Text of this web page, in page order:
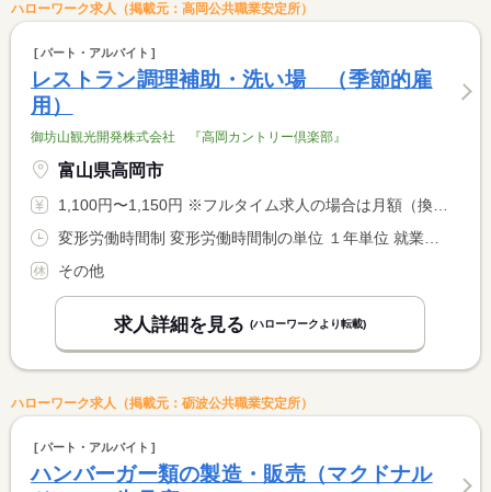
ハローワーク求人（掲載元：高岡公共職業安定所）
パート・アルバイト
レストラン調理補助・洗い場 （季節的雇
用）
御坊山観光開発株式会社 『高岡カントリー倶楽部』
富山県高岡市
1,100円〜1,150円 ※フルタイム求人の場合は月額（換算額）、パート求人の場合は時間額を表示しています。
その他
求人詳細を見る (ハローワークより転載)
ハローワーク求人（掲載元：砺波公共職業安定所）
パート・アルバイト
ハンバーガー類の製造・販売（マクドナル